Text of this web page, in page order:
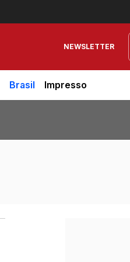
NEWSLETTER
Brasil Impresso